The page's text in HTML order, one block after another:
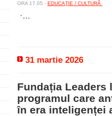
ORA 17.05 - EDUCAŢIE / CULTURĂ
·...
31 martie 2026
Fundația Leaders
programul care
în era inteligenței